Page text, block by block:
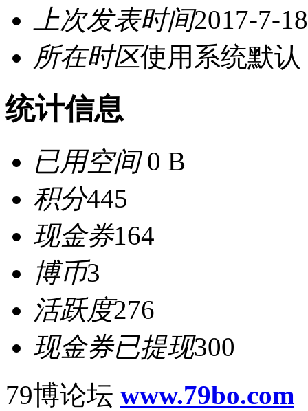
上次发表时间2017-7-
所在时区使用系统默认
统计信息
已用空间0 B
积分445
现金券164
博币3
活跃度276
现金券已提现300
79博论坛 www.79bo.com